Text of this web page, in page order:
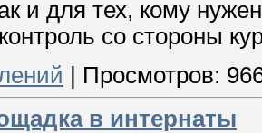
и для тех, кому
со стороны
Просмотров:
в интернаты